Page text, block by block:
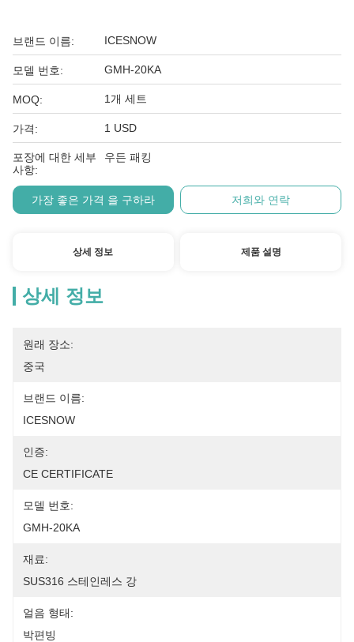
브랜드 이름: ICESNOW
모델 번호: GMH-20KA
MOQ: 1개 세트
가격: 1 USD
포장에 대한 세부
사항:
우든 패킹
가장 좋은 가격 을 구하라 저희와 연락
상세 정보 제품 설명
상세 정보
원래 장소:
중국
브랜드 이름:
ICESNOW
인증:
CE CERTIFICATE
모델 번호:
GMH-20KA
재료:
SUS316 스테인레스 강
얼음 형태:
박편빙